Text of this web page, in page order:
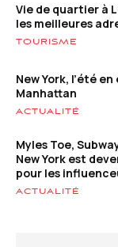
Vie de quartier à
les meilleures
TOURISME
New York, l’été
Manhattan
ACTUALITÉ
Myles Toe,
New York est
pour les
ACTUALITÉ